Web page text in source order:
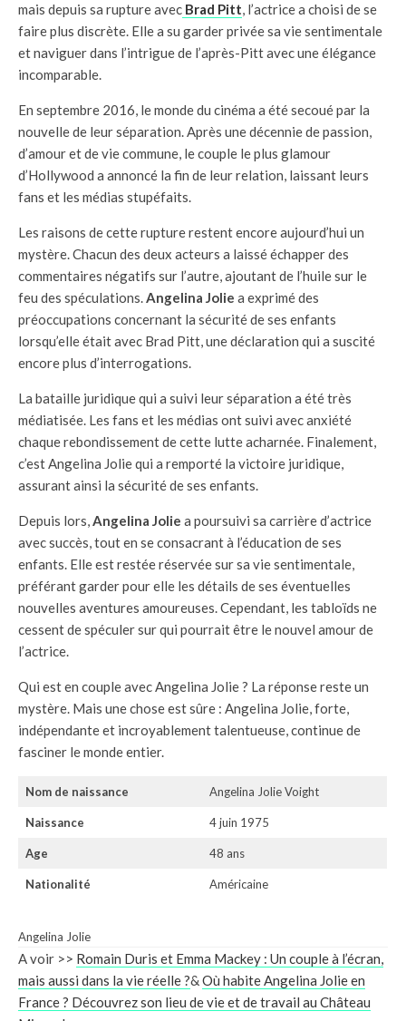
mais depuis sa rupture avec Brad Pitt, l’actrice a choisi de se
faire plus discrète. Elle a su garder privée sa vie sentimentale
et naviguer dans l’intrigue de l’après-Pitt avec une élégance
incomparable.
En septembre 2016, le monde du cinéma a été secoué par la
nouvelle de leur séparation. Après une décennie de passion,
d’amour et de vie commune, le couple le plus glamour
d’Hollywood a annoncé la fin de leur relation, laissant leurs
fans et les médias stupéfaits.
Les raisons de cette rupture restent encore aujourd’hui un
mystère. Chacun des deux acteurs a laissé échapper des
commentaires négatifs sur l’autre, ajoutant de l’huile sur le
feu des spéculations.Angelina Jolie a exprimé des
préoccupations concernant la sécurité de ses enfants
lorsqu’elle était avec Brad Pitt, une déclaration qui a suscité
encore plus d’interrogations.
La bataille juridique qui a suivi leur séparation a été très
médiatisée. Les fans et les médias ont suivi avec anxiété
chaque rebondissement de cette lutte acharnée. Finalement,
c’est Angelina Jolie qui a remporté la victoire juridique,
assurant ainsi la sécurité de ses enfants.
Depuis lors,Angelina Jolie a poursuivi sa carrière d’actrice
avec succès, tout en se consacrant à l’éducation de ses
enfants. Elle est restée réservée sur sa vie sentimentale,
préférant garder pour elle les détails de ses éventuelles
nouvelles aventures amoureuses. Cependant, les tabloïds ne
cessent de spéculer sur qui pourrait être le nouvel amour de
l’actrice.
Qui est en couple avec Angelina Jolie ? La réponse reste un
mystère. Mais une chose est sûre : Angelina Jolie, forte,
indépendante et incroyablement talentueuse, continue de
fasciner le monde entier.
Nom de naissance Angelina Jolie Voight
Naissance 4 juin 1975
Age 48 ans
Nationalité Américaine
Angelina Jolie
A voir >> Romain Duris et Emma Mackey : Un couple à l’écran,
mais aussi dans la vie réelle ?&Où habite Angelina Jolie en
France ? Découvrez son lieu de vie et de travail au Château